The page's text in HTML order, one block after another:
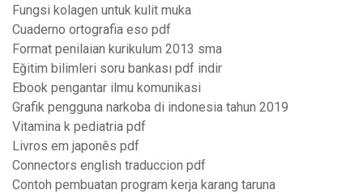
Fungsi kolagen untuk kulit muka
Cuaderno ortografia eso pdf
Format penilaian kurikulum 2013 sma
Eğitim bilimleri soru bankası pdf indir
Ebook pengantar ilmu komunikasi
Grafik pengguna narkoba di indonesia tahun 2019
Vitamina k pediatria pdf
Livros em japonês pdf
Connectors english traduccion pdf
Contoh pembuatan program kerja karang taruna